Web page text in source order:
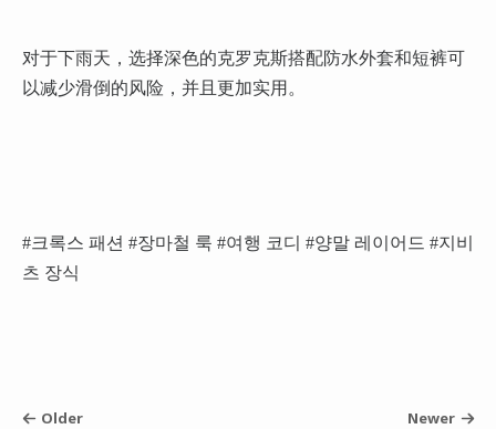
对于下雨天，选择深色的克罗克斯搭配防水外套和短裤可
以减少滑倒的风险，并且更加实用。
#크록스 패션 #장마철 룩 #여행 코디 #양말 레이어드 #지비
츠 장식
Older Newer